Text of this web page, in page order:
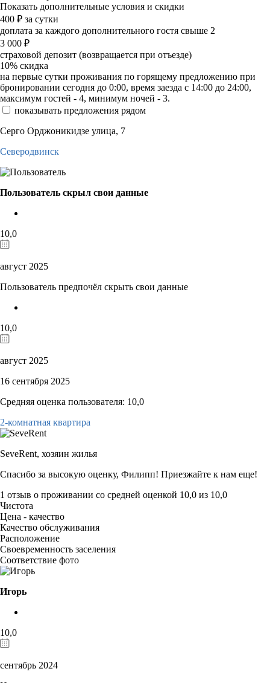
Показать дополнительные условия и скидки
400 ₽ за сутки
доплата за каждого дополнительного гостя свыше 2
3 000 ₽
страховой депозит (возвращается при отъезде)
10% скидка
на первые сутки проживания по горящему предложению при
бронировании сегодня до 0:00, время заезда с 14:00 до 24:00,
максимум гостей - 4, минимум ночей - 3.
показывать предложения рядом
Серго Орджоникидзе улица, 7
Северодвинск
Пользователь скрыл свои данные
10,0
август 2025
Пользователь предпочёл скрыть свои данные
10,0
август 2025
16 сентября 2025
Средняя оценка пользователя: 10,0
2-комнатная квартира
SeveRent, хозяин жилья
Спасибо за высокую оценку, Филипп! Приезжайте к нам еще!
1 отзыв о проживании со средней оценкой 10,0 из 10,0
Чистота
Цена - качество
Качество обслуживания
Расположение
Своевременность заселения
Соответствие фото
Игорь
10,0
сентябрь 2024